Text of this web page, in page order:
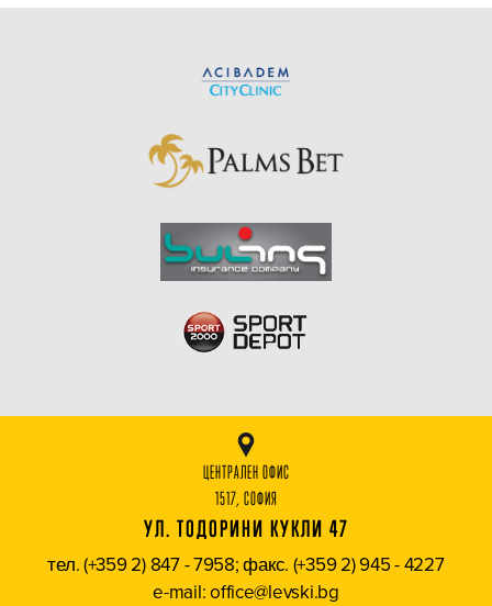
ЦЕНТРАЛЕН ОФИС
1517, СОФИЯ
УЛ. ТОДОРИНИ КУКЛИ 47
тел. (+359 2) 847 - 7958; факс. (+359 2) 945 - 4227
e-mail: office@levski.bg